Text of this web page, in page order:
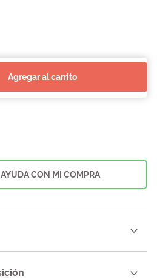
agregar al carrito
CON MI COMPRA